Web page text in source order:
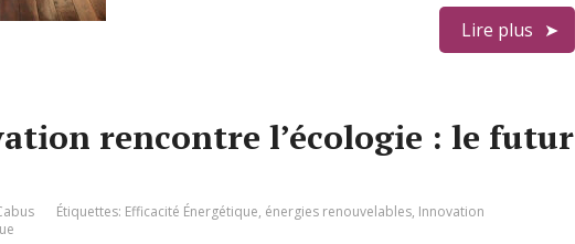
Lire plus
rencontre l’écologie : le futur
Étiquettes: Efficacité Énergétique, énergies renouvelables, Innovation